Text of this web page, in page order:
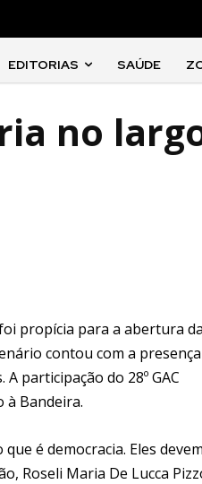
EDITORIAS SAÚDE
no
propícia para a abertura
contou com a
participação do 28º GAC
à Bandeira.
é democracia. Eles
Roseli Maria De Lucca